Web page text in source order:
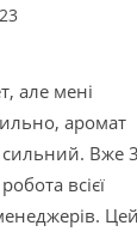
але мені
аромат
Вже
всієї
Цей